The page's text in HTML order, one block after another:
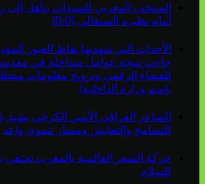
المنتخب المغربي للسيدات يتأهل إلى
أمام نظيره السنغالي (0-0)
الأحداث التي شهدتها نقاط العبور
جاءت نتيجة عوامل متداخلة في
للفضاء الرقمي وترويج معلومات
باسم وزارة الداخلية)
الشاعر العراقي الأمين الكرخي يشيد
للتسامح والتعايش ومسار تنموي واعد
حركة الشعر العالمية بالمغرب تحتفي
للسلام